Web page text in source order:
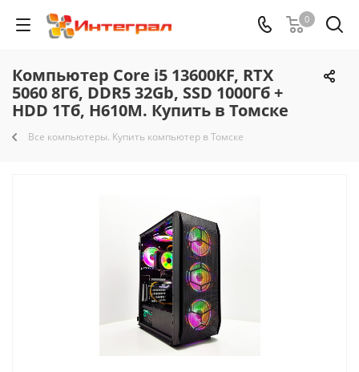
0
Компьютер Core i5 13600KF, RTX
5060 8Гб, DDR5 32Gb, SSD 1000Гб +
HDD 1Тб, H610M. Купить в Томске
Все компьютеры. Купить компьютер в Томске